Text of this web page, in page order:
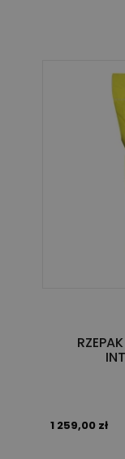
1 259,00 zł